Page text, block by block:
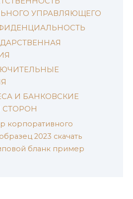
УПРАВЛЯЮЩЕГО
И БАНКОВСКИЕ
СТОРОН
корпоративного
2023 скачать
бланк пример